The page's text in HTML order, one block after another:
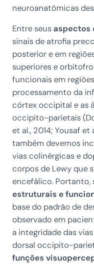
neuroanatômicas
Entre seus aspectos
sinais de atrofia
posterior e em
superiores e
funcionais em
processamento da
córtex occipital e as
occipito-parietais
et al., 2014; Yousaf et
também devemos
vias colinérgicas e
corpos de Lewy que
encefálico. Portanto,
estruturais e
base do padrão de
observado em
a integridade das
dorsal occipito-
funções